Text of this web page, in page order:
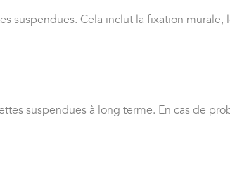
suspendues. Cela inclut la fixation
suspendues à long terme. En cas de